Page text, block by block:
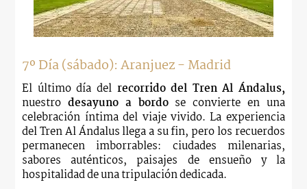
7º Día (sábado): Aranjuez - Madrid
El último día del recorrido del Tren Al Ándalus,
nuestrodesayuno a bordose convierte en una
celebración íntima del viaje vivido. La experiencia
del Tren Al Ándalus llega a su fin, pero los recuerdos
permanecen imborrables: ciudades milenarias,
sabores auténticos, paisajes de ensueño y la
hospitalidad de una tripulación dedicada.